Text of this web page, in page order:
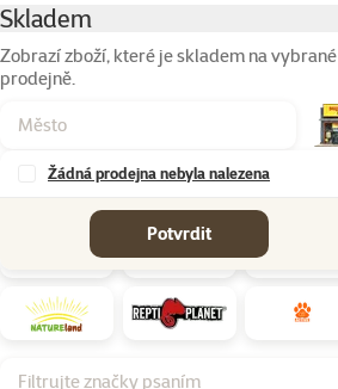
Parametrický filtr
Skladem
Zobrazí zboží, které je skladem na vybrané
prodejně.
Žádná prodejna nebyla nalezena
Potvrdit
Filtrujte značky psaním